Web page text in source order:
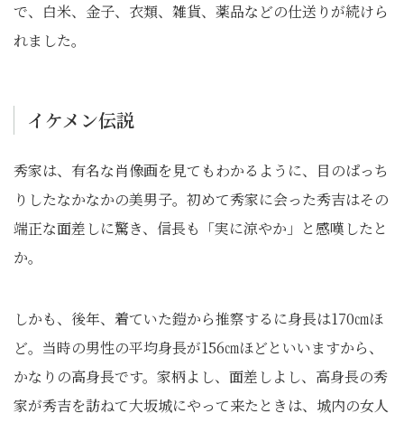
で、白米、金子、衣類、雑貨、薬品などの仕送りが続けら
れました。
イケメン伝説
秀家は、有名な肖像画を見てもわかるように、目のぱっち
りしたなかなかの美男子。初めて秀家に会った秀吉はその
端正な面差しに驚き、信長も「実に涼やか」と感嘆したと
か。
しかも、後年、着ていた鎧から推察するに身長は170㎝ほ
ど。当時の男性の平均身長が156㎝ほどといいますから、
かなりの高身長です。家柄よし、面差しよし、高身長の秀
家が秀吉を訪ねて大坂城にやって来たときは、城内の女人